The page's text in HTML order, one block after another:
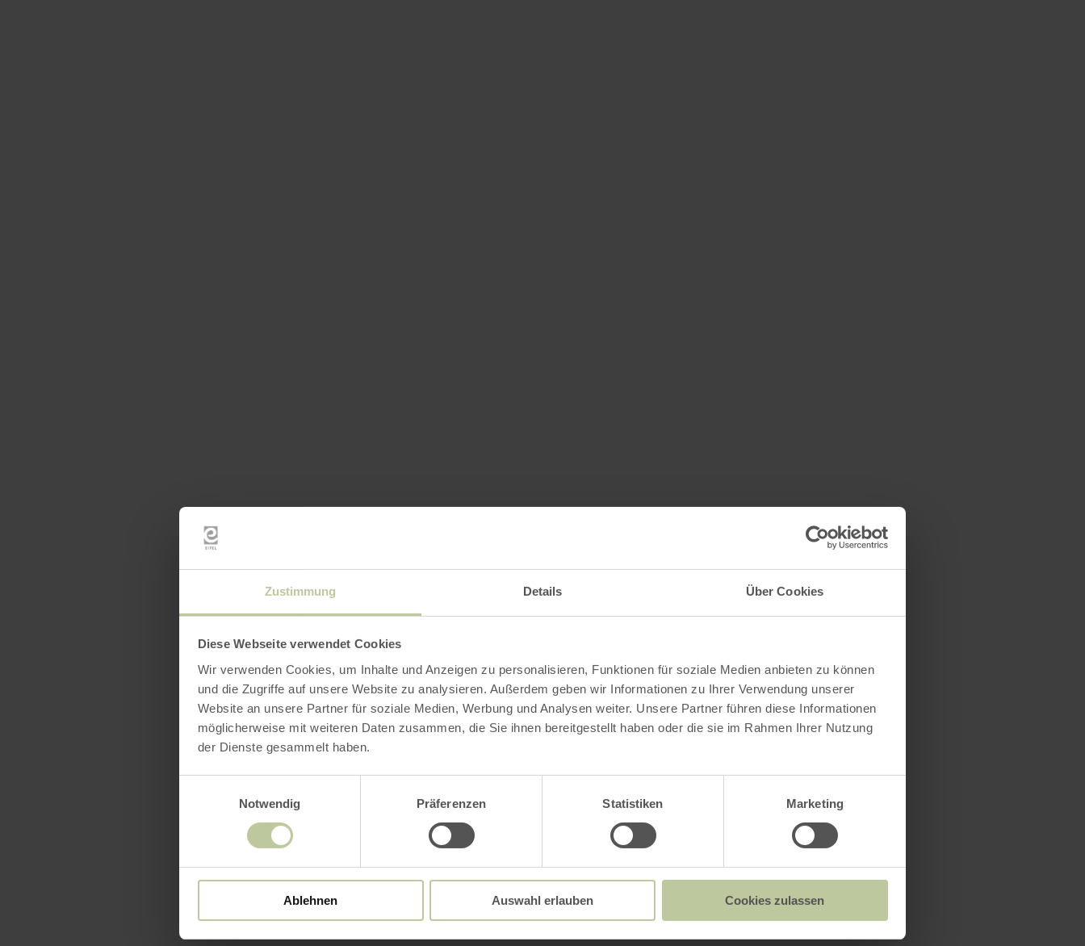
Zustimmung Details Über Cookies
Diese Webseite verwendet Cookies
Wir verwenden Cookies, um Inhalte und Anzeigen zu personalisieren, Funktionen für soziale Medien anbieten zu können
und die Zugriffe auf unsere Website zu analysieren. Außerdem geben wir Informationen zu Ihrer Verwendung unserer
Website an unsere Partner für soziale Medien, Werbung und Analysen weiter. Unsere Partner führen diese Informationen
möglicherweise mit weiteren Daten zusammen, die Sie ihnen bereitgestellt haben oder die sie im Rahmen Ihrer Nutzung
der Dienste gesammelt haben.
Notwendig
Präferenzen Statistiken Marketing
Ablehnen Auswahl erlauben Cookies zulassen